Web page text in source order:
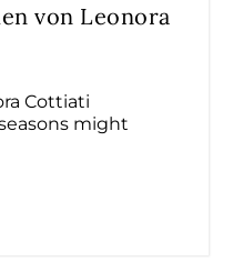
von Leonora
Cottiati
might